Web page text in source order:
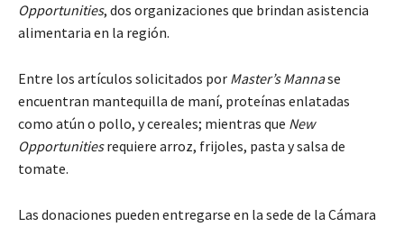
Opportunities, dos organizaciones que brindan asistencia
alimentaria en la región.
Entre los artículos solicitados por Master’s Mannase
encuentran mantequilla de maní, proteínas enlatadas
como atún o pollo, y cereales; mientras que New
Opportunitiesrequiere arroz, frijoles, pasta y salsa de
tomate.
Las donaciones pueden entregarse en la sede de la Cámara